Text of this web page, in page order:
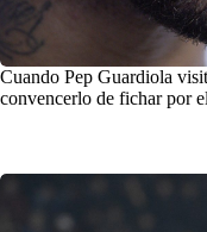
Cuando Pep Guardiola
convencerlo de fichar por